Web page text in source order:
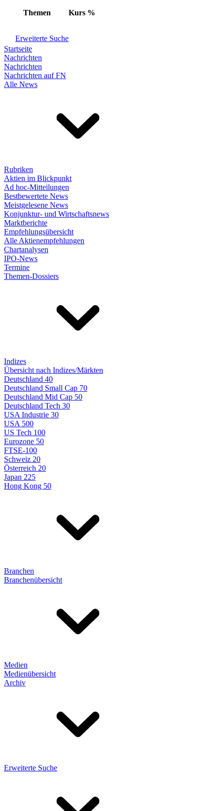
Themen Kurs %
Erweiterte Suche
Startseite
Nachrichten
Nachrichten
Nachrichten auf FN
Alle News
Rubriken
Aktien im Blickpunkt
Ad hoc-Mitteilungen
Bestbewertete News
Meistgelesene News
Konjunktur- und Wirtschaftsnews
Marktberichte
Empfehlungsübersicht
Alle Aktienempfehlungen
Chartanalysen
IPO-News
Termine
Themen-Dossiers
Indizes
Übersicht nach Indizes/Märkten
Deutschland 40
Deutschland Small Cap 70
Deutschland Mid Cap 50
Deutschland Tech 30
USA Industrie 30
USA 500
US Tech 100
Eurozone 50
FTSE-100
Schweiz 20
Österreich 20
Japan 225
Hong Kong 50
Branchen
Branchenübersicht
Medien
Medienübersicht
Archiv
Erweiterte Suche